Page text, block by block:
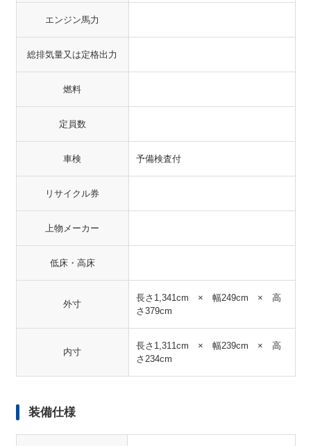
エンジン馬力
総排気量又は定格出力
燃料
定員数
車検 予備検査付
リサイクル券
上物メーカー
低床・高床
外寸
長さ1,341cm × 幅249cm × 高
さ379cm
内寸
長さ1,311cm × 幅239cm × 高
さ234cm
装備仕様